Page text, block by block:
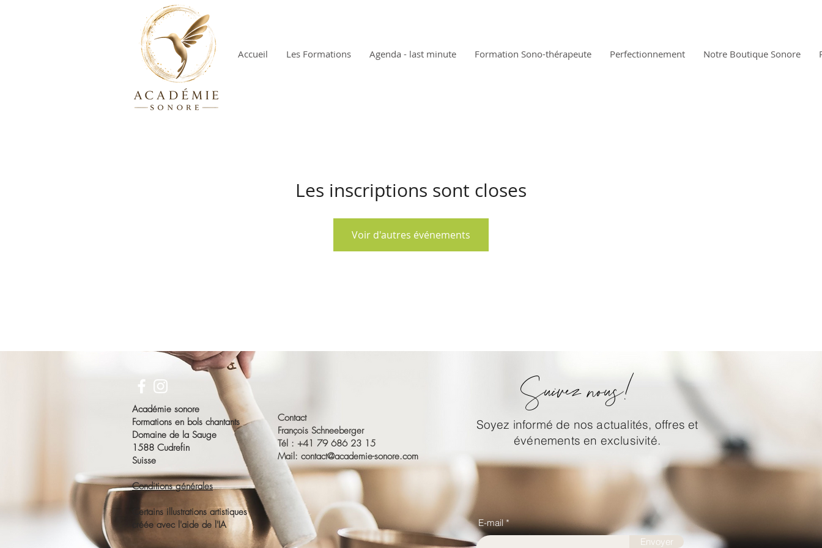
Accueil Les Formations Agenda - last minute Formation Sono-thérapeute Perfectionnement Notre Boutique Sonore
Les inscriptions sont closes
Voir d'autres événements
Académie sonore
Formations en bols chantants
Domaine de la Sauge
1588 Cudrefin
Suisse
Conditions générales
Certains illustrations artistiques
créée avec l'aide de l'IA
Contact
François Schneeberger
Tél : +41 79 686 23 15
Mail: contact@academie-sonore.com
E-mail
Envoyer
Suivez nous!
Soyez informé de nos actualités, offres et
événements en exclusivité.